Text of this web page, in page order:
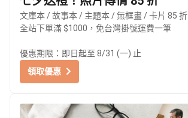
文庫本 / 故事本 / 主題本 / 無框畫 / 卡片 85 折
全站下單滿 $1000，免台灣掛號運費一筆
優惠期限：即日起至 8/31 (一) 止
領取優惠